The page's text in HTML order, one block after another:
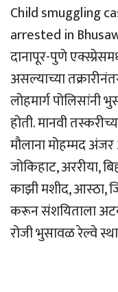
Child smuggling
arrested in
दानापूर-पुणे
असल्याच्या
लोहमार्ग
होती. मानवी
मौलाना मोहम्मद
जोकिहाट, अररीया,
काझी मशीद, आस्ठा,
करून संशयिताला
रोजी भुसावळ रेल्वे